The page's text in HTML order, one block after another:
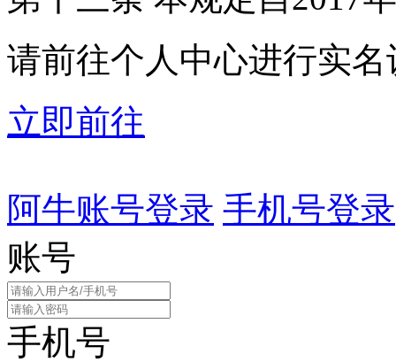
请前往个人中心进行实名
立即前往
阿牛账号登录 手机号登录
账号
手机号